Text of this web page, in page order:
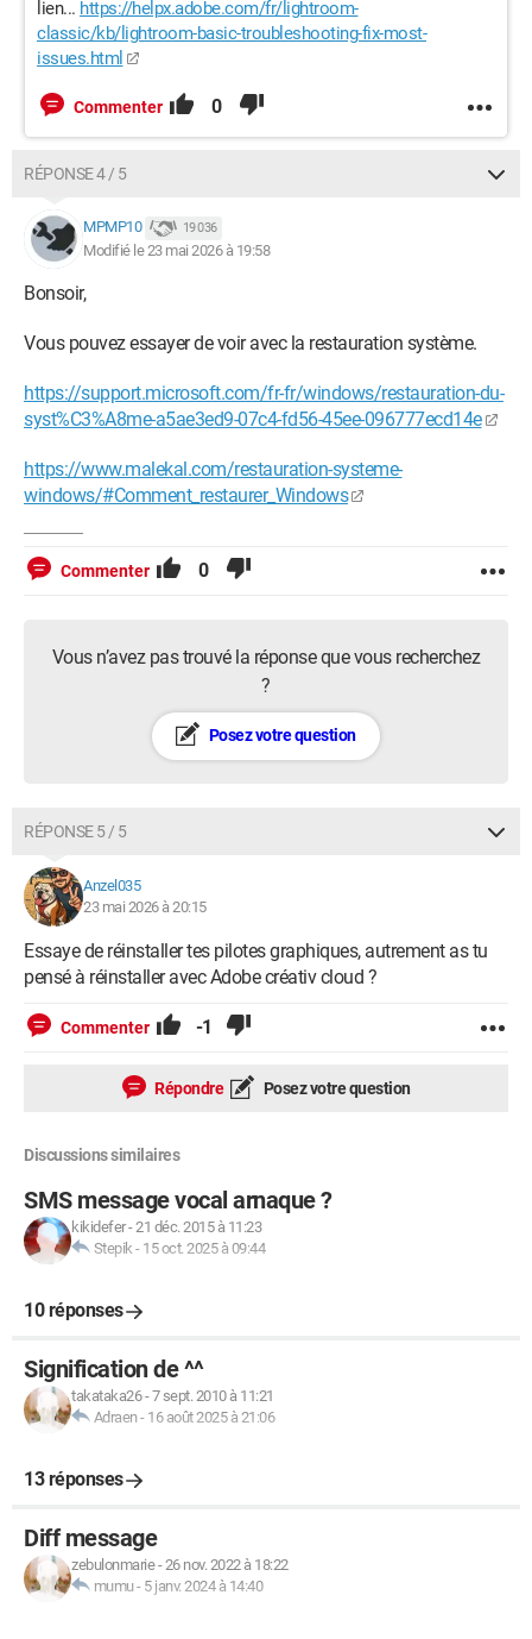
lien... https://helpx.adobe.com/fr/lightroom-
classic/kb/lightroom-basic-troubleshooting-fix-most-
issues.html
Commenter 0
RÉPONSE 4 / 5
MPMP10 19 036
Modifié le 23 mai 2026 à 19:58
Bonsoir,
Vous pouvez essayer de voir avec la restauration système.
https://support.microsoft.com/fr-fr/windows/restauration-du-
syst%C3%A8me-a5ae3ed9-07c4-fd56-45ee-096777ecd14e
https://www.malekal.com/restauration-systeme-
windows/#Comment_restaurer_Windows
Commenter 0
Vous n’avez pas trouvé la réponse que vous recherchez
?
Posez votre question
RÉPONSE 5 / 5
Anzel035
23 mai 2026 à 20:15
Essaye de réinstaller tes pilotes graphiques, autrement as tu
pensé à réinstaller avec Adobe créativ cloud ?
Commenter -1
Répondre Posez votre question
Discussions similaires
SMS message vocal arnaque ?
kikidefer-21 déc. 2015 à 11:23
Stepik - 15 oct. 2025 à 09:44
10 réponses
Signification de ^^
takataka26-7 sept. 2010 à 11:21
Adraen- 16 août 2025 à 21:06
13 réponses
Diff message
zebulonmarie-26 nov. 2022 à 18:22
mumu- 5 janv. 2024 à 14:40